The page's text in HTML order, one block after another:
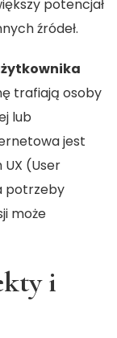
potencjał
źródeł.
trafiają osoby
lub
jest
(User
potrzeby
może
i